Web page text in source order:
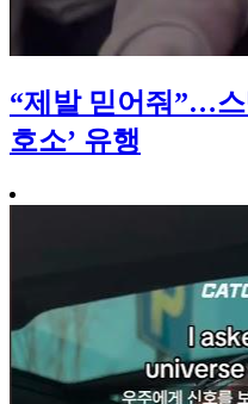
“제발 믿어줘”…스
호소’ 유행